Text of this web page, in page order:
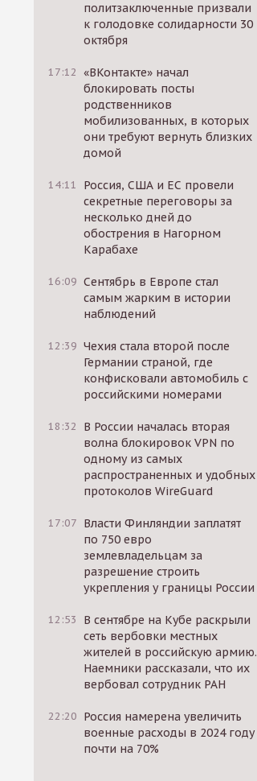
политзаключенные призвали
к голодовке солидарности 30
октября
17:12 «ВКонтакте» начал
блокировать посты
родственников
мобилизованных, в которых
они требуют вернуть близких
домой
14:11
Россия, США и ЕС провели
секретные переговоры за
несколько дней до
обострения в Нагорном
Карабахе
16:09 Сентябрь в Европе стал
самым жарким в истории
наблюдений
12:39 Чехия стала второй после
Германии страной, где
конфисковали автомобиль с
российскими номерами
18:32
В России началась вторая
волна блокировок VPN по
одному из самых
распространенных и удобных
протоколов WireGuard
17:07 Власти Финляндии заплатят
по 750 евро
землевладельцам за
разрешение строить
укрепления у границы России
12:53
В сентябре на Кубе раскрыли
сеть вербовки местных
жителей в российскую армию.
Наемники рассказали, что их
вербовал сотрудник РАН
22:20 Россия намерена увеличить
военные расходы в 2024 году
почти на 70%